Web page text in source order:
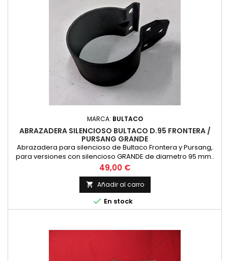
MARCA: BULTACO
ABRAZADERA SILENCIOSO BULTACO D.95 FRONTERA /
PURSANG GRANDE
Abrazadera para silencioso de Bultaco Frontera y Pursang,
para versiones con silencioso GRANDE de diametro 95 mm..
Acabado en color negro. Nueva fabricacion
Precio
49,00 €
 Añadir al carro
 En stock